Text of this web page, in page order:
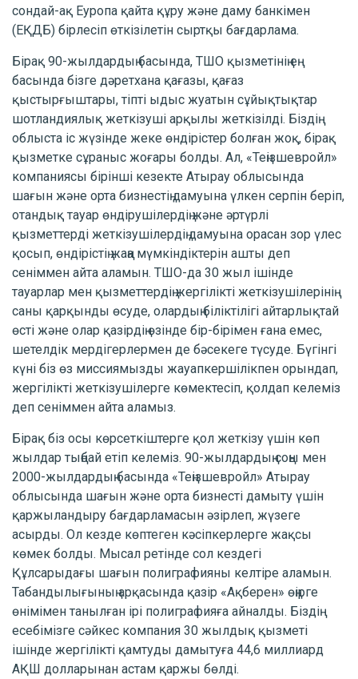
сондай-ақ Еуропа қайта құру және даму банкімен
(ЕҚДБ) бірлесіп өткізілетін сыртқы бағдарлама.
Бірақ 90-жылдардың басында, ТШО қызметінің ең
басында бізге дәретхана қағазы, қағаз
қыстырғыштары, тіпті ыдыс жуатын сұйықтықтар
шотландиялық жеткізуші арқылы жеткізілді. Біздің
облыста іс жүзінде жеке өндірістер болған жоқ, бірақ
қызметке сұраныс жоғары болды. Ал, «Теңізшевройл»
компаниясы бірінші кезекте Атырау облысында
шағын және орта бизнестің дамуына үлкен серпін беріп,
отандық тауар өндірушілердің және әртүрлі
қызметтерді жеткізушілердің дамуына орасан зор үлес
қосып, өндірістің жаңа мүмкіндіктерін ашты деп
сеніммен айта аламын. ТШО-да 30 жыл ішінде
тауарлар мен қызметтердің жергілікті жеткізушілерінің
саны қарқынды өсуде, олардың біліктілігі айтарлықтай
өсті және олар қазірдің өзінде бір-бірімен ғана емес,
шетелдік мердігерлермен де бәсекеге түсуде. Бүгінгі
күні біз өз миссиямызды жауапкершілікпен орындап,
жергілікті жеткізушілерге көмектесіп, қолдап келеміз
деп сеніммен айта аламыз.
Бірақ біз осы көрсеткіштерге қол жеткізу үшін көп
жылдар тыңбай етіп келеміз. 90-жылдардың соңы мен
2000-жылдардың басында «Теңізшевройл» Атырау
облысында шағын және орта бизнесті дамыту үшін
қаржыландыру бағдарламасын әзірлеп, жүзеге
асырды. Ол кезде көптеген кәсіпкерлерге жақсы
көмек болды. Мысал ретінде сол кездегі
Құлсарыдағы шағын полиграфияны келтіре аламын.
Табандылығының арқасында қазір «Ақберен» өңірге
өнімімен танылған ірі полиграфияға айналды. Біздің
есебімізге сәйкес компания 30 жылдық қызметі
ішінде жергілікті қамтуды дамытуға 44,6 миллиард
АҚШ долларынан астам қаржы бөлді.